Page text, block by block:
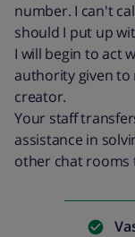
number. I can't
should I put up
I will begin to act
authority given to
creator.
Your staff
assistance in
other chat rooms